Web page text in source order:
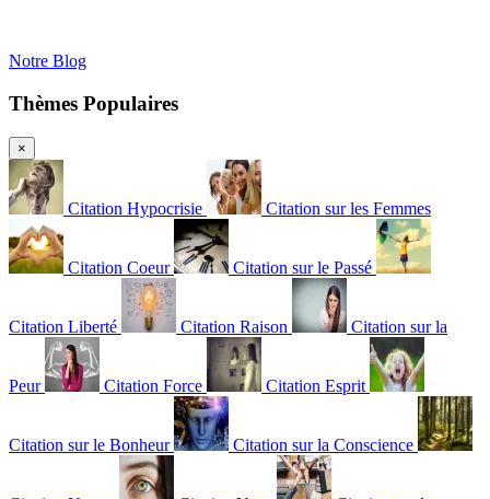
Notre Blog
Thèmes Populaires
×
Citation Hypocrisie Citation sur les Femmes
Citation Coeur Citation sur le Passé
Citation Liberté Citation Raison Citation sur la
Peur Citation Force Citation Esprit
Citation sur le Bonheur Citation sur la Conscience